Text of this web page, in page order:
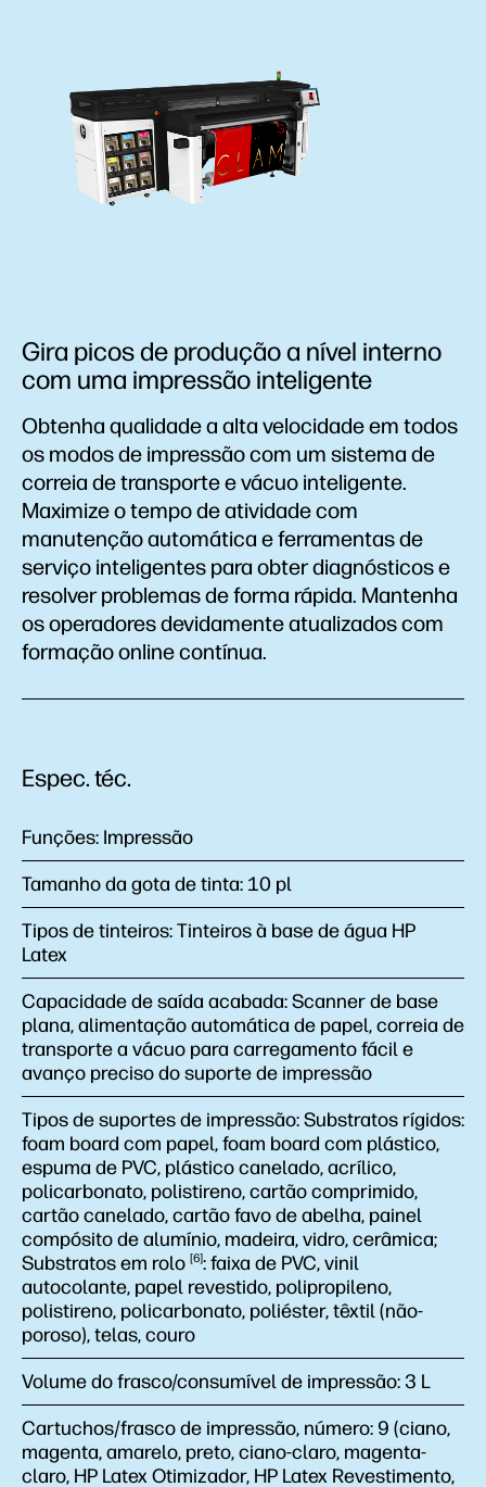
Gira picos de produção a nível interno
com uma impressão inteligente
Obtenha qualidade a alta velocidade em todos
os modos de impressão com um sistema de
correia de transporte e vácuo inteligente.
Maximize o tempo de atividade com
manutenção automática e ferramentas de
serviço inteligentes para obter diagnósticos e
resolver problemas de forma rápida. Mantenha
os operadores devidamente atualizados com
formação online contínua.
Espec. téc.
Funções: Impressão
Tamanho da gota de tinta: 10 pl
Tipos de tinteiros:Tinteiros à base de água HP
Latex
Capacidade de saída acabada:Scanner de base
plana, alimentação automática de papel, correia de
transporte a vácuo para carregamento fácil e
avanço preciso do suporte de impressão
Tipos de suportes de impressão:Substratos rígidos:
foam board com papel, foam board com plástico,
espuma de PVC, plástico canelado, acrílico,
policarbonato, polistireno, cartão comprimido,
cartão canelado, cartão favo de abelha, painel
compósito de alumínio, madeira, vidro, cerâmica;
Substratos em rolo 6 : faixa de PVC, vinil
autocolante, papel revestido, polipropileno,
polistireno, policarbonato, poliéster, têxtil (não-
poroso), telas, couro
Volume do frasco/consumível de impressão: 3 L
Cartuchos/frasco de impressão, número:9 (ciano,
magenta, amarelo, preto, ciano-claro, magenta-
claro, HP Latex Otimizador, HP Latex Revestimento,